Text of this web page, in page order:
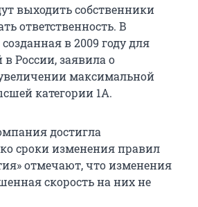
выходить собственники
ответственность. В
в 2009 году для
России, заявила о
максимальной
категории 1А.
достигла
сроки изменения правил
отмечают, что изменения
скорость на них не